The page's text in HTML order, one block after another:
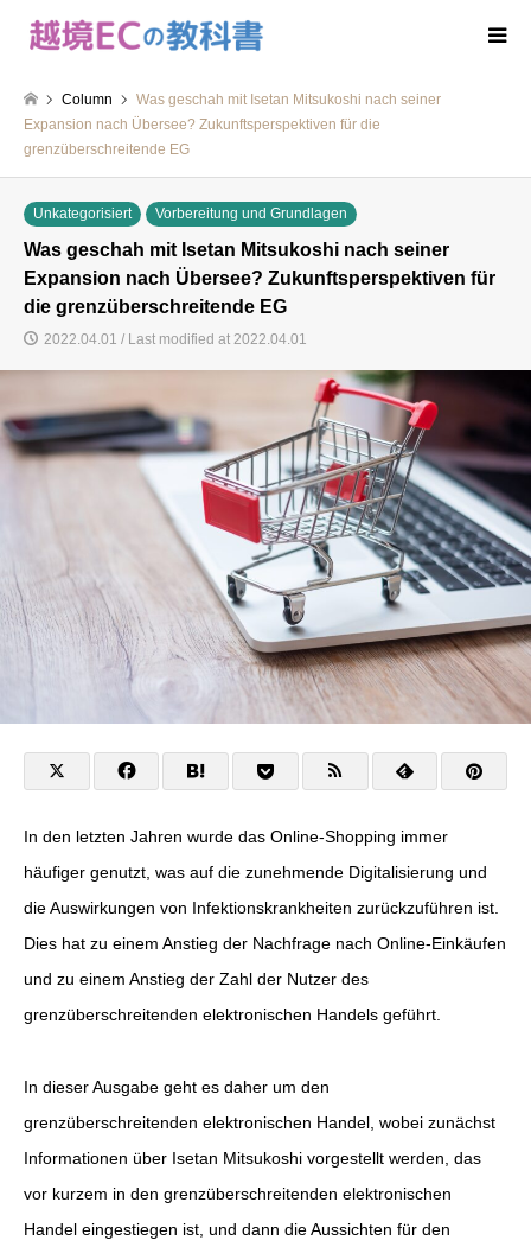
Column
Was geschah mit Isetan Mitsukoshi nach seiner
Expansion nach Übersee? Zukunftsperspektiven für die
grenzüberschreitende EG
Unkategorisiert Vorbereitung und Grundlagen
Was geschah mit Isetan Mitsukoshi nach seiner
Expansion nach Übersee? Zukunftsperspektiven für
die grenzüberschreitende EG
2022.04.01 / Last modified at 2022.04.01
In den letzten Jahren wurde das Online-Shopping immer
häufiger genutzt, was auf die zunehmende Digitalisierung und
die Auswirkungen von Infektionskrankheiten zurückzuführen ist.
Dies hat zu einem Anstieg der Nachfrage nach Online-Einkäufen
und zu einem Anstieg der Zahl der Nutzer des
grenzüberschreitenden elektronischen Handels geführt.
In dieser Ausgabe geht es daher um den
grenzüberschreitenden elektronischen Handel, wobei zunächst
Informationen über Isetan Mitsukoshi vorgestellt werden, das
vor kurzem in den grenzüberschreitenden elektronischen
Handel eingestiegen ist, und dann die Aussichten für den